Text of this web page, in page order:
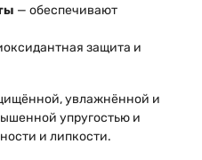
— обеспечивают
защита и
увлажнённой и
упругостью и
и липкости.